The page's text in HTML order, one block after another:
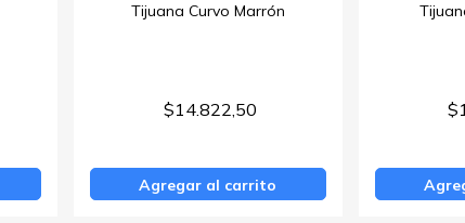
Tijuana Curvo Marrón
$14.822,50
Agregar al carrito